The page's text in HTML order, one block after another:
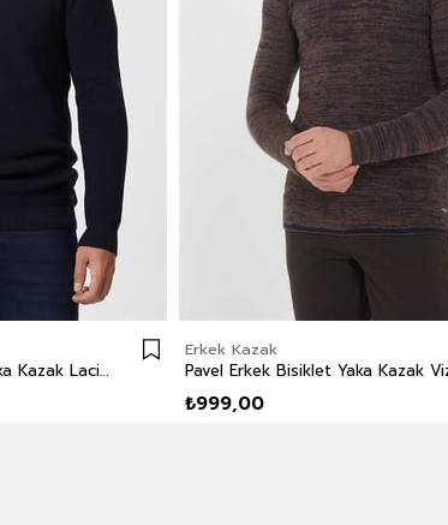
Clayton Erkek Bisiklet Yaka Kazak Lacivert
Erkek Kazak
Pavel Erkek Bisiklet Yaka Kazak
₺999,00